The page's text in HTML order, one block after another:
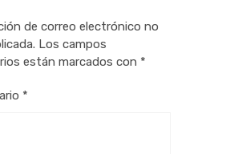
de correo electrónico no
Los campos
están marcados con *
*